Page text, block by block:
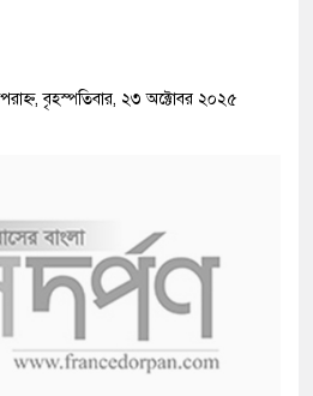
বৃহস্পতিবার, ২৩ অক্টোবর ২০২৫